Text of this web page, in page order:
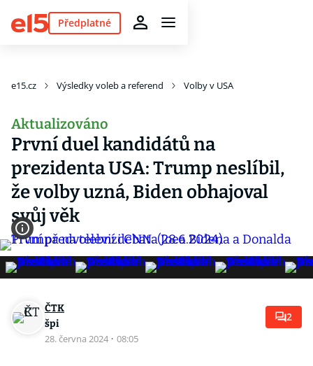
Předplatné
e15.cz Výsledky voleb a referend Volby v USA
Aktualizováno
První duel kandidátů na
prezidenta USA: Trump neslíbil,
že volby uzná, Biden obhajoval
svůj věk
ČTK
špi
28. června 2024 · 08:05
2